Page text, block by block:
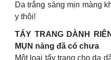
Da trắng sáng mịn màng
y thôi!
TẨY TRANG DÀNH
MỤN nàng đã có chưa
Một loại tẩy trang cho da